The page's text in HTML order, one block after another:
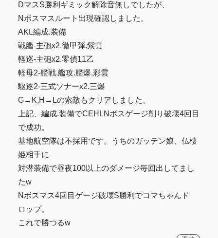
DマスS勝利ギミック解除音無しでしたが、
Nボスマスルート出現確認しました。
AKL編成.装備
戦艦-主砲x2.徹甲弾.紫雲
軽巡-主砲x2.零偵11乙
軽母2-艦戦.艦攻.艦爆.彩雲
駆逐2-三式ソナーx2.三爆
G→K,H→Lの索敵もクリアしました。
上記、編成.装備でCEHLNボスゲージ削り破壊4回目
で成功。
基地航空隊は不採用です。うちのガッテン娘、仏棲
姫相手に
対潜装備で昼夜100以上のダメージ毎回出してまし
たw
Nボスマス4回目ゲージ破壊S勝利でコマちゃんド
ロップ。
これで勝つるw